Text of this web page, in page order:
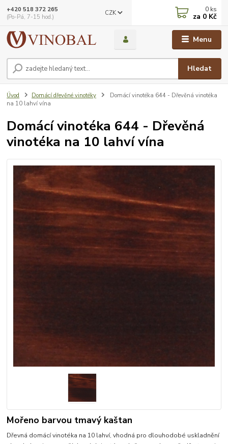
Menu
CZK
Hledat
+420 518 372 265
(Po-Pá, 7-15 hod.)
0 ks
za 0 Kč
Úvod Domácí dřevěné vinotéky
Domácí vinotéka 644 - Dřevěná vinotéka
na 10 lahví vína
Domácí vinotéka 644 - Dřevěná
vinotéka na 10 lahví vína
Mořeno barvou tmavý kaštan
Dřevná domácí vinotéka na 10 lahví, vhodná pro dlouhodobé uskladnění